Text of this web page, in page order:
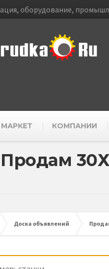
оборудование,
МАРКЕТ КОМПАНИИ
Продам
Доска объявлений